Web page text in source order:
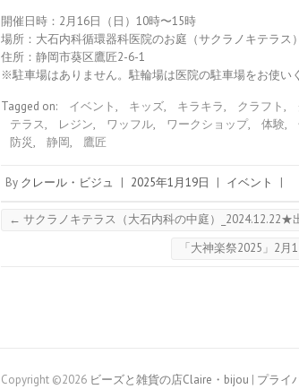
開催日時：2月16日（日）10時〜15時
場所：大石内科循環器科医院のお庭（サクラノキテラス
住所：静岡市葵区鷹匠2-6-1
※駐車場はありません。駐輪場は医院の駐車場をお使い
Tagged on: イベント, キッズ, キラキラ, クラフト,
テラス, レジン, ワッフル, ワークショップ, 体験,
防災, 静岡, 鷹匠
By クレール・ビジュ | 2025年1月19日 | イベント |
← サクラノキテラス（大石内科の中庭）_2024.12.22★
「大神楽祭2025」2
Copyright ©2026 ビーズと雑貨の店Claire・bijou | プライ